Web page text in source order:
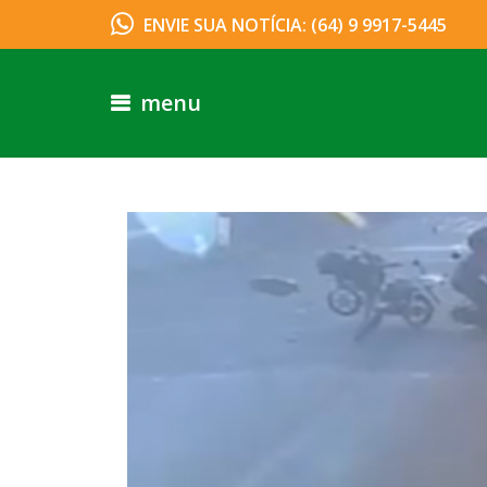
ENVIE SUA NOTÍCIA: (64) 9 9917-5445
menu